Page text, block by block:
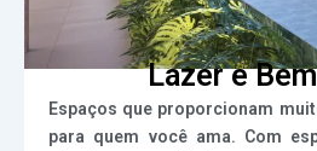
Lazer e
Espaços que proporcionam
para quem você ama. Com